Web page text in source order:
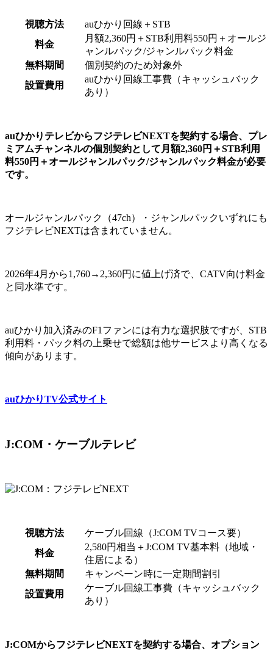
視聴方法
auひかり回線＋STB
料金
月額2,360円＋STB利用料550円＋オールジ
ャンルパック/ジャンルパック料金
無料期間
個別契約のため対象外
設置費用
auひかり回線工事費（キャッシュバック
あり）
auひかりテレビからフジテレビNEXTを契約する場合、プレ
ミアムチャンネルの個別契約として月額2,360円＋STB利用
料550円＋オールジャンルパック/ジャンルパック料金が必要
です。
オールジャンルパック（47ch）・ジャンルパックいずれにも
フジテレビNEXTは含まれていません。
2026年4月から1,760→2,360円に値上げ済で、CATV向け料金
と同水準です。
auひかり加入済みのF1ファンには有力な選択肢ですが、STB
利用料・パック料の上乗せで総額は他サービスより高くなる
傾向があります。
auひかりTV公式サイト
J:COM・ケーブルテレビ
視聴方法
ケーブル回線（J:COM TVコース要）
料金
2,580円相当＋J:COM TV基本料（地域・
住居による）
無料期間
キャンペーン時に一定期間割引
設置費用
ケーブル回線工事費（キャッシュバック
あり）
J:COMからフジテレビNEXTを契約する場合、オプション